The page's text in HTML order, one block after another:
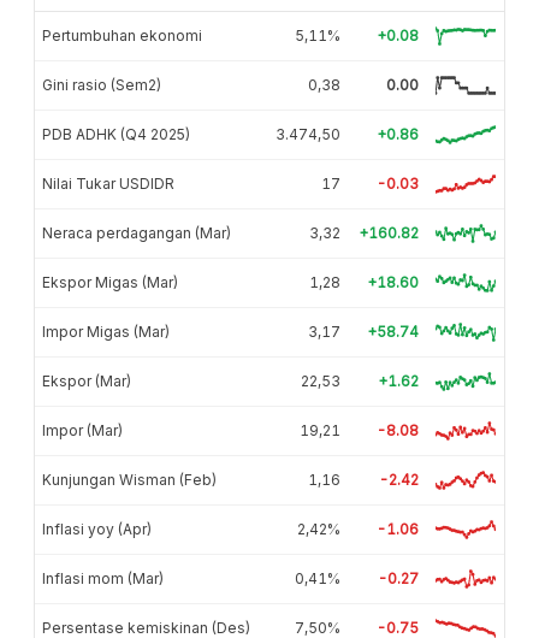
Pertumbuhan ekonomi 5,11% +0.08
Gini rasio (Sem2) 0,38 0.00
PDB ADHK (Q4 2025) 3.474,50 +0.86
Nilai Tukar USDIDR 17 -0.03
Neraca perdagangan (Mar) 3,32 +160.82
Ekspor Migas (Mar) 1,28 +18.60
Impor Migas (Mar) 3,17 +58.74
Ekspor (Mar) 22,53 +1.62
Impor (Mar) 19,21 -8.08
Kunjungan Wisman (Feb) 1,16 -2.42
Inflasi yoy (Apr) 2,42% -1.06
Inflasi mom (Mar) 0,41% -0.27
Persentase kemiskinan (Des) 7,50% -0.75